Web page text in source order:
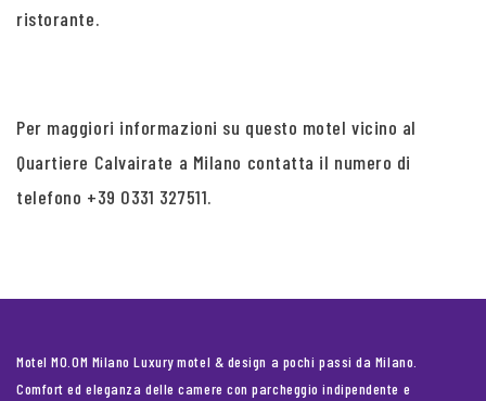
ristorante.
Per maggiori informazioni su questo motel vicino al
Quartiere Calvairate a Milano contatta il numero di
telefono +39 0331 327511.
Motel MO.OM Milano Luxury motel & design a pochi passi da Milano.
Comfort ed eleganza delle camere con parcheggio indipendente e